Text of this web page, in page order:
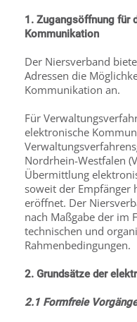
1. Zugangsöffnung für
Kommunikation
Der Niersverband
Adressen die
Kommunikation an.
Für
elektronische
Nordrhein-Westfalen
Übermittlung
soweit der Empfänger
eröffnet. Der
nach Maßgabe der im
technischen und
Rahmenbedingungen.
2. Grundsätze der
2.1 Formfreie Vorgänge